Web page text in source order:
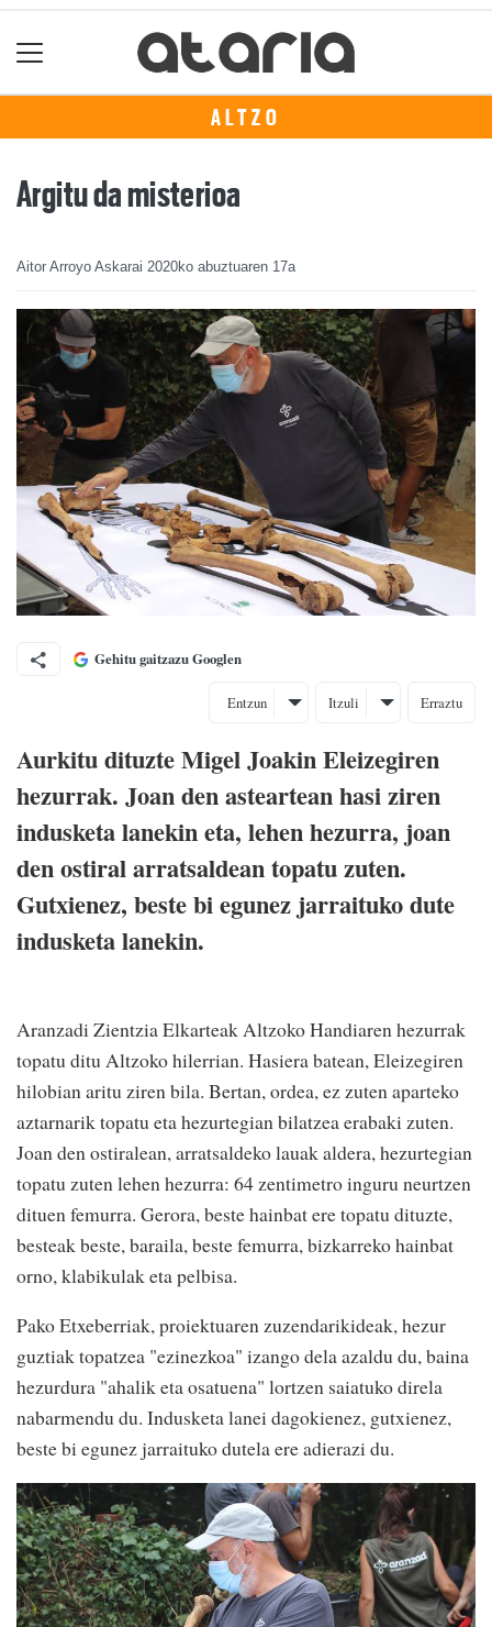
ALTZO
Argitu da misterioa
Aitor Arroyo Askarai 2020ko abuztuaren 17a
Gehitu gaitzazu Googlen
Entzun Itzuli Erraztu
Aurkitu dituzte Migel Joakin Eleizegiren
hezurrak. Joan den asteartean hasi ziren
indusketa lanekin eta, lehen hezurra, joan
den ostiral arratsaldean topatu zuten.
Gutxienez, beste bi egunez jarraituko dute
indusketa lanekin.
Aranzadi Zientzia Elkarteak Altzoko Handiaren hezurrak
topatu ditu Altzoko hilerrian. Hasiera batean, Eleizegiren
hilobian aritu ziren bila. Bertan, ordea, ez zuten aparteko
aztarnarik topatu eta hezurtegian bilatzea erabaki zuten.
Joan den ostiralean, arratsaldeko lauak aldera, hezurtegian
topatu zuten lehen hezurra: 64 zentimetro inguru neurtzen
dituen femurra. Gerora, beste hainbat ere topatu dituzte,
besteak beste, baraila, beste femurra, bizkarreko hainbat
orno, klabikulak eta pelbisa.
Pako Etxeberriak, proiektuaren zuzendarikideak, hezur
guztiak topatzea "ezinezkoa" izango dela azaldu du, baina
hezurdura "ahalik eta osatuena" lortzen saiatuko direla
nabarmendu du. Indusketa lanei dagokienez, gutxienez,
beste bi egunez jarraituko dutela ere adierazi du.